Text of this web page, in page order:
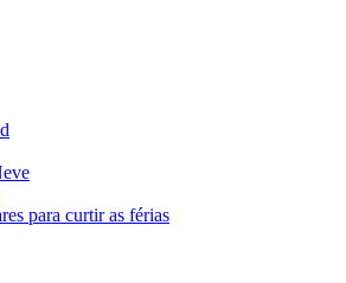
para curtir as férias